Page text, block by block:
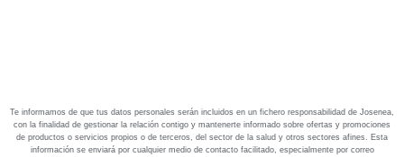
Te informamos de que tus datos personales serán incluidos en un fichero responsabilidad de Josenea,
con la finalidad de gestionar la relación contigo y mantenerte informado sobre ofertas y promociones
de productos o servicios propios o de terceros, del sector de la salud y otros sectores afines. Esta
información se enviará por cualquier medio de contacto facilitado, especialmente por correo